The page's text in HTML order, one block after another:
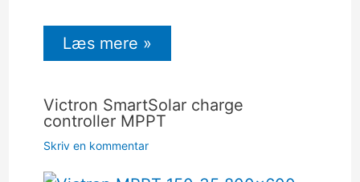
Læs mere »
Victron SmartSolar charge
controller MPPT
Skriv en kommentar